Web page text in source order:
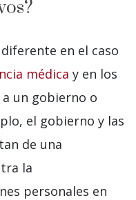
en el caso
médica y en los
a un gobierno o
el gobierno y las
de una
la
personales en